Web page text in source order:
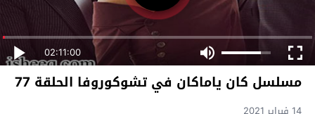
02:11:00
مسلسل كان ياماكان في تشوكوروفا الحلقة 77